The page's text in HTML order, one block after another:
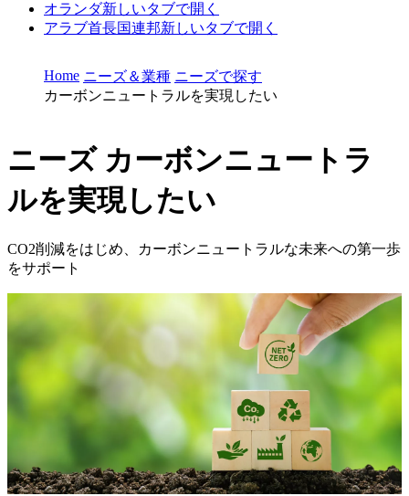
オランダ新しいタブで開く
アラブ首長国連邦新しいタブで開く
Home ニーズ＆業種 ニーズで探す
カーボンニュートラルを実現したい
ニーズ カーボンニュートラ
ルを実現したい
CO2削減をはじめ、カーボンニュートラルな未来への第一歩
をサポート